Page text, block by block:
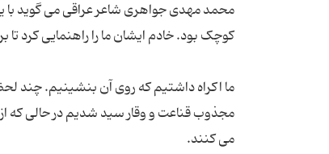
محمد مهدی جواهری شاعر عراقی می گوید با
ما اکراه داشتیم که روی آن بنشینیم.
مجذوب قناعت و وقار سید شدیم در حالی که